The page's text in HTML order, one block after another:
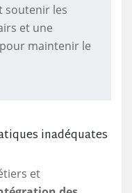
soutenir les
et une
maintenir le
inadéquates
et